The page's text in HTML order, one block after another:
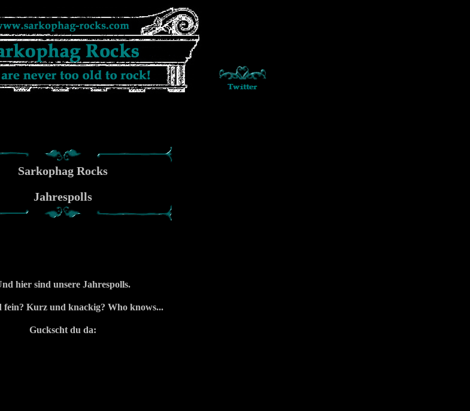
Sarkophag Rocks
Jahrespolls
hier sind unsere Jahrespolls.
fein? Kurz und knackig? Who knows...
Guckscht du da: